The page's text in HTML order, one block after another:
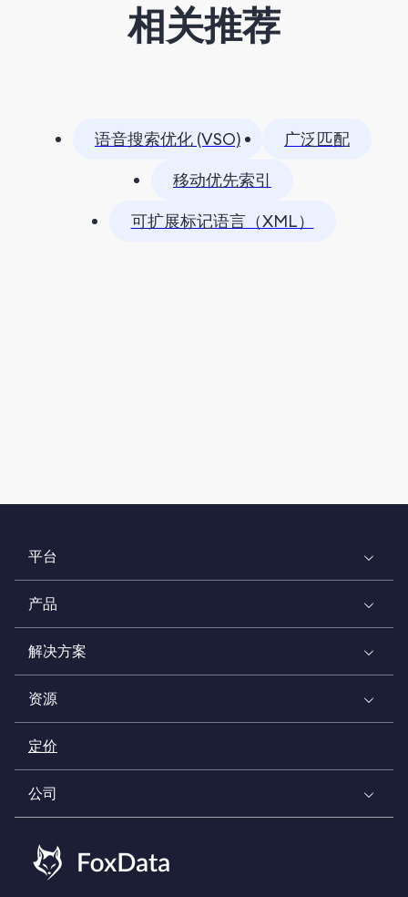
相关推荐
语音搜索优化 (VSO)
广泛匹配
移动优先索引
可扩展标记语言（XML）
平台
产品
解决方案
资源
定价
公司